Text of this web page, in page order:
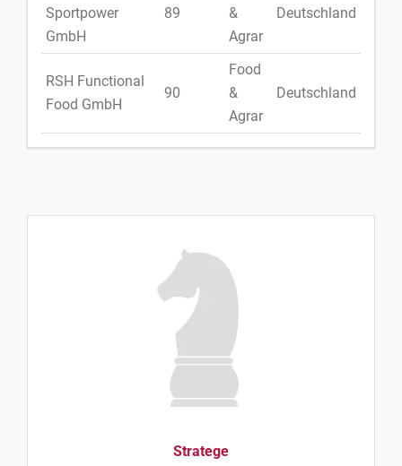
Sportpower
GmbH
89
&
Agrar
Deutschland
RSH Functional
Food GmbH
90
Food
&
Agrar
Deutschland
Stratege